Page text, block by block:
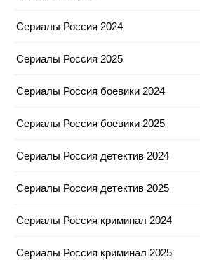
Сериалы Россия 2024
Сериалы Россия 2025
Сериалы Россия боевики 2024
Сериалы Россия боевики 2025
Сериалы Россия детектив 2024
Сериалы Россия детектив 2025
Сериалы Россия криминал 2024
Сериалы Россия криминал 2025